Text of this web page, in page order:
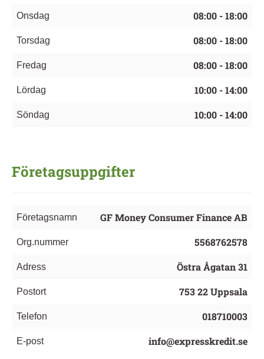
Onsdag 08:00 - 18:00
Torsdag 08:00 - 18:00
Fredag 08:00 - 18:00
Lördag 10:00 - 14:00
Söndag 10:00 - 14:00
Företagsuppgifter
Företagsnamn GF Money Consumer Finance AB
Org.nummer 5568762578
Adress Östra Ågatan 31
Postort 753 22 Uppsala
Telefon 018710003
E-post info@expresskredit.se